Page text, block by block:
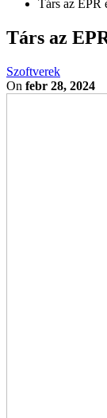
Társ az EPR
Társ az
Szoftverek
On febr 28, 2024